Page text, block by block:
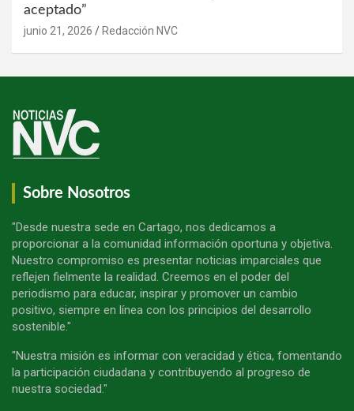
aceptado”
junio 21, 2026 Redacción NVC
Sobre Nosotros
"Desde nuestra sede en Cartago, nos dedicamos a
proporcionar a la comunidad información oportuna y objetiva.
Nuestro compromiso es presentar noticias imparciales que
reflejen fielmente la realidad. Creemos en el poder del
periodismo para educar, inspirar y promover un cambio
positivo, siempre en línea con los principios del desarrollo
sostenible."
"Nuestra misión es informar con veracidad y ética, fomentando
la participación ciudadana y contribuyendo al progreso de
nuestra sociedad."